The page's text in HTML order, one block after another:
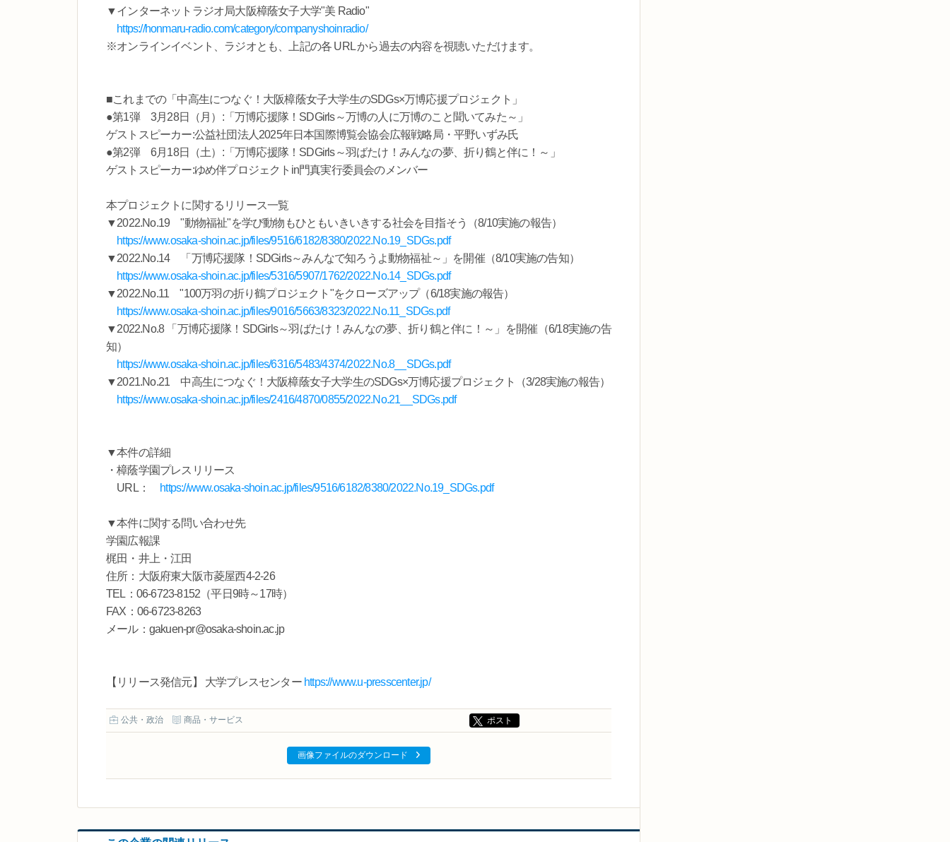
▼インターネットラジオ局大阪樟蔭女子大学"美 Radio"
https://honmaru-radio.com/category/companyshoinradio/
※オンラインイベント、ラジオとも、上記の各 URL から過去の内容を視聴いただけます。
■これまでの「中高生につなぐ！大阪樟蔭女子大学生のSDGs×万博応援プロジェクト」
●第1弾 3月28日（月）:「万博応援隊！SDGirls～万博の人に万博のこと聞いてみた～」
ゲストスピーカー:公益社団法人2025年日本国際博覧会協会広報戦略局・平野いずみ氏
●第2弾 6月18日（土）:「万博応援隊！SDGirls～羽ばたけ！みんなの夢、折り鶴と伴に！～」
ゲストスピーカー:ゆめ伴プロジェクトin門真実行委員会のメンバー
本プロジェクトに関するリリース一覧
▼2022.No.19 "動物福祉"を学び動物もひともいきいきする社会を目指そう（8/10実施の報告）
https://www.osaka-shoin.ac.jp/files/9516/6182/8380/2022.No.19_SDGs.pdf
▼2022.No.14 「万博応援隊！SDGirls～みんなで知ろうよ動物福祉～」を開催（8/10実施の告知）
https://www.osaka-shoin.ac.jp/files/5316/5907/1762/2022.No.14_SDGs.pdf
▼2022.No.11 "100万羽の折り鶴プロジェクト"をクローズアップ（6/18実施の報告）
https://www.osaka-shoin.ac.jp/files/9016/5663/8323/2022.No.11_SDGs.pdf
▼2022.No.8 「万博応援隊！SDGirls～羽ばたけ！みんなの夢、折り鶴と伴に！～」を開催（6/18実施の告
知）
https://www.osaka-shoin.ac.jp/files/6316/5483/4374/2022.No.8__SDGs.pdf
▼2021.No.21 中高生につなぐ！大阪樟蔭女子大学生のSDGs×万博応援プロジェクト（3/28実施の報告）
https://www.osaka-shoin.ac.jp/files/2416/4870/0855/2022.No.21__SDGs.pdf
▼本件の詳細
・樟蔭学園プレスリリース
URL：
https://www.osaka-shoin.ac.jp/files/9516/6182/8380/2022.No.19_SDGs.pdf
▼本件に関する問い合わせ先
学園広報課
梶田・井上・江田
住所：大阪府東大阪市菱屋西4-2-26
TEL：06-6723-8152（平日9時～17時）
FAX：06-6723-8263
メール：gakuen-pr@osaka-shoin.ac.jp
【リリース発信元】 大学プレスセンター https://www.u-presscenter.jp/
公共・政治 商品・サービス ポスト
画像ファイルのダウンロード